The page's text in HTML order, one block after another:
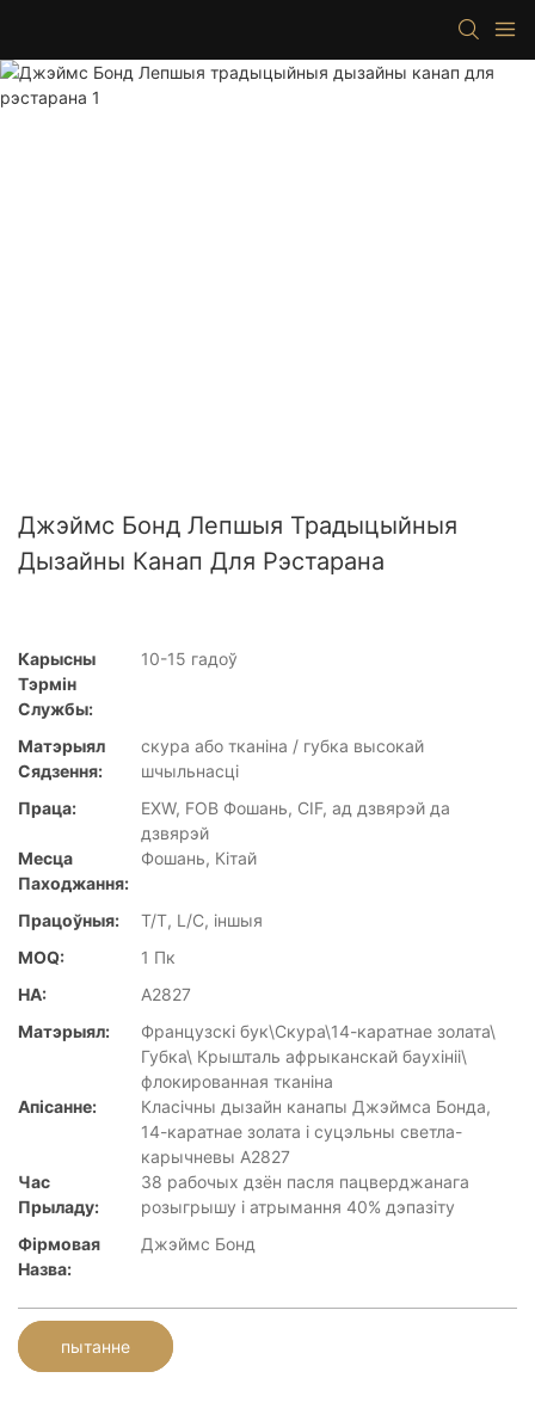
Джэймс Бонд Лепшыя Традыцыйныя
Дызайны Канап Для Рэстарана
Карысны
Тэрмін
Службы:
10-15 гадоў
Матэрыял
Сядзення:
скура або тканіна / губка высокай
шчыльнасці
Праца:
EXW, FOB Фошань, CIF, ад дзвярэй да
дзвярэй
Месца
Паходжання:
Фошань, Кітай
Працоўныя:
T/T, L/C, іншыя
MOQ:
1 Пк
НА:
A2827
Матэрыял:
Французскі бук\Скура\14-каратнае золата\
Губка\ Крышталь афрыканскай баухініі\
флокированная тканіна
Апісанне:
Класічны дызайн канапы Джэймса Бонда,
14-каратнае золата і суцэльны светла-
карычневы А2827
Час
Прыладу:
38 рабочых дзён пасля пацверджанага
розыгрышу і атрымання 40% дэпазіту
Фірмовая
Назва:
Джэймс Бонд
пытанне